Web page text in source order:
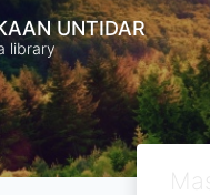
UNTIDAR
library